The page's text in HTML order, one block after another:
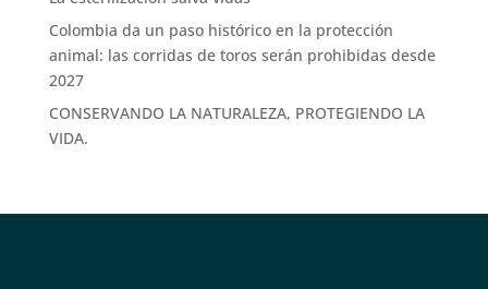
Colombia da un paso histórico en la protección
animal: las corridas de toros serán prohibidas desde
2027
CONSERVANDO LA NATURALEZA, PROTEGIENDO LA
VIDA.